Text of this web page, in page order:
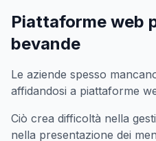
Piattaforme web
bevande
Le aziende spesso
affidandosi a piattaforme
Ciò crea difficoltà nella
nella presentazione dei